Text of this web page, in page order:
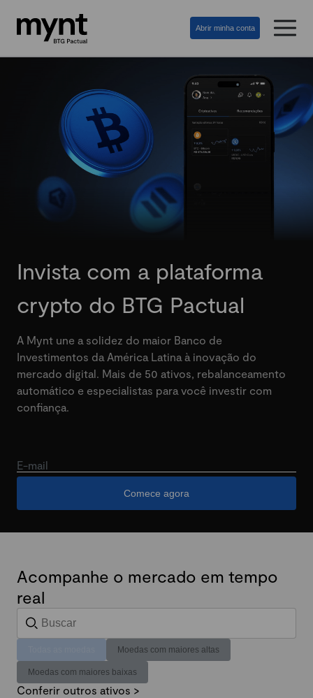
Abrir minha conta
Invista com a plataforma
crypto do BTG Pactual
A Mynt une a solidez do maior Banco de
Investimentos da América Latina à inovação do
mercado digital. Mais de 50 ativos, rebalanceamento
automático e especialistas para você investir com
confiança.
E-mail
Comece agora
Acompanhe o mercado em tempo
real
Moedas com maiores altas
Moedas com maiores baixas
Conferir outros ativos >